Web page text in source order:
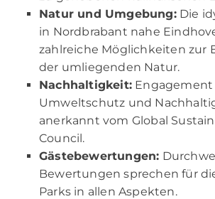
Natur und Umgebung:Die
in Nordbrabant nahe
zahlreiche Möglichkeiten zur
der umliegenden Natur.
Nachhaltigkeit: Engagement
Umweltschutz und
anerkannt vom Global
Council.
Gästebewertungen:
Bewertungen sprechen für
Parks in allen Aspekten.